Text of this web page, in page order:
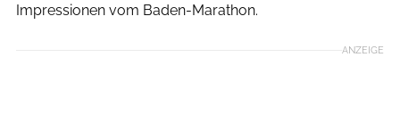
Impressionen vom Baden-Marathon.
ANZEIGE